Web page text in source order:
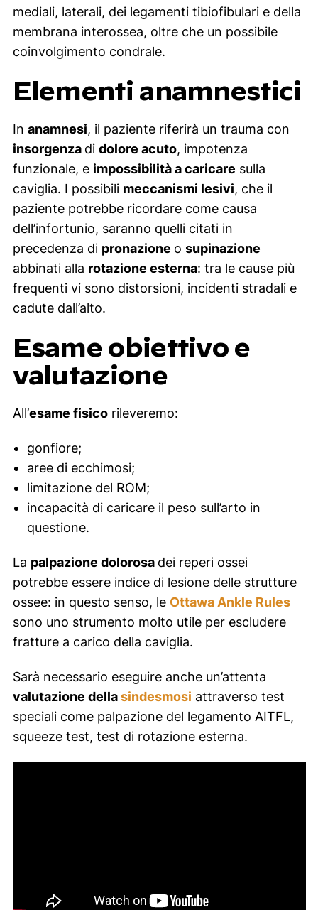
mediali, laterali, dei legamenti tibiofibulari e della
membrana interossea, oltre che un possibile
coinvolgimento condrale.
Elementi anamnestici
In anamnesi, il paziente riferirà un trauma con
insorgenza di dolore acuto, impotenza
funzionale, e impossibilità a caricare sulla
caviglia. I possibili meccanismi lesivi, che il
paziente potrebbe ricordare come causa
dell’infortunio, saranno quelli citati in
precedenza di pronazione o supinazione
abbinati alla rotazione esterna: tra le cause più
frequenti vi sono distorsioni, incidenti stradali e
cadute dall’alto.
Esame obiettivo e
valutazione
All’esame fisicorileveremo:
gonfiore;
aree di ecchimosi;
limitazione del ROM;
incapacità di caricare il peso sull’arto in
questione.
La palpazione dolorosa dei reperi ossei
potrebbe essere indice di lesione delle strutture
ossee: in questo senso, le Ottawa Ankle Rules
sono uno strumento molto utile per escludere
fratture a carico della caviglia.
Sarà necessario eseguire anche un’attenta
valutazione dellasindesmosi attraverso test
speciali come palpazione del legamento AITFL,
squeeze test, test di rotazione esterna.